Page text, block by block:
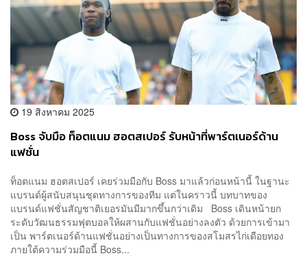
19 สิงหาคม 2025
Boss จับมือ ท็อตแนม ฮอตสเปอร์ รับหน้าที่พาร์ตเนอร์ด้าน
แฟชั่น
ท็อตแนม ฮอตสเปอร์ เคยร่วมมือกับ Boss มาแล้วก่อนหน้านี้ ในฐานะ
แบรนด์ผู้สนับสนุนชุดทางการของทีม แต่ในคราวนี้ บทบาทของ
แบรนด์แฟชั่นสัญชาติเยอรมันมีมากขึ้นกว่าเดิม Boss เดินหน้ายก
ระดับวัฒนธรรมฟุตบอลให้ผสานกับแฟชั่นอย่างลงตัว ด้วยการเข้ามา
เป็น พาร์ตเนอร์ด้านแฟชั่นอย่างเป็นทางการของสโมสรไก่เดือยทอง
ภายใต้ความร่วมมือนี้ Boss...